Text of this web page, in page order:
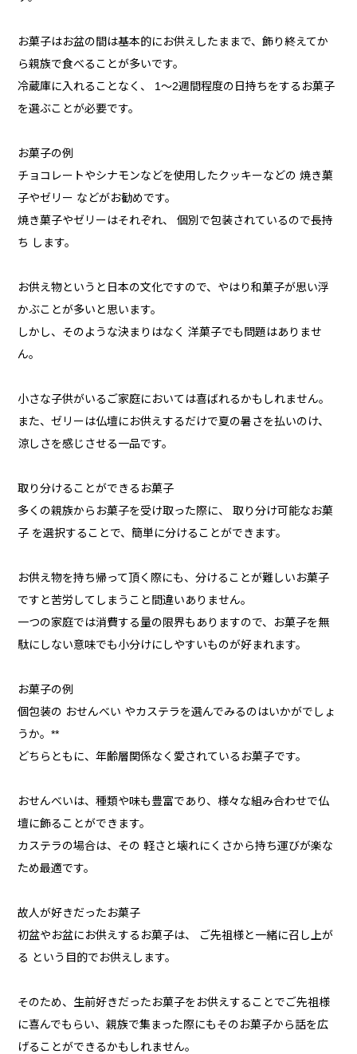
お菓子はお盆の間は基本的にお供えしたままで、飾り終えてか
ら親族で食べることが多いです。
冷蔵庫に入れることなく、 1～2週間程度の日持ちをするお菓子
を選ぶことが必要です。
お菓子の例
チョコレートやシナモンなどを使用したクッキーなどの 焼き菓
子やゼリー などがお勧めです。
焼き菓子やゼリーはそれぞれ、 個別で包装されているので長持
ち します。
お供え物というと日本の文化ですので、やはり和菓子が思い浮
かぶことが多いと思います。
しかし、そのような決まりはなく 洋菓子でも問題はありませ
ん。
小さな子供がいるご家庭においては喜ばれるかもしれません。
また、ゼリーは仏壇にお供えするだけで夏の暑さを払いのけ、
涼しさを感じさせる一品です。
取り分けることができるお菓子
多くの親族からお菓子を受け取った際に、 取り分け可能なお菓
子 を選択することで、簡単に分けることができます。
お供え物を持ち帰って頂く際にも、分けることが難しいお菓子
ですと苦労してしまうこと間違いありません。
一つの家庭では消費する量の限界もありますので、お菓子を無
駄にしない意味でも小分けにしやすいものが好まれます。
お菓子の例
個包装の おせんべい やカステラを選んでみるのはいかがでしょ
うか。**
どちらともに、年齢層関係なく愛されているお菓子です。
おせんべいは、種類や味も豊富であり、様々な組み合わせで仏
壇に飾ることができます。
カステラの場合は、その 軽さと壊れにくさから持ち運びが楽な
ため最適です。
故人が好きだったお菓子
初盆やお盆にお供えするお菓子は、 ご先祖様と一緒に召し上が
る という目的でお供えします。
そのため、生前好きだったお菓子をお供えすることでご先祖様
に喜んでもらい、親族で集まった際にもそのお菓子から話を広
げることができるかもしれません。